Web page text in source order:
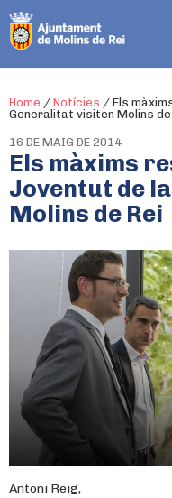
Home / Notícies / Els
Generalitat visiten Molins de
16 DE MAIG DE 2014
Els màxims
Joventut de
Molins de Rei
Antoni Reig,